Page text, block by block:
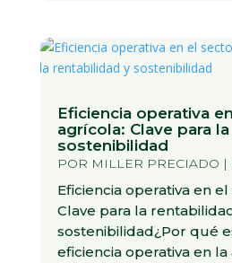
Eficiencia operativa
agrícola: Clave para
sostenibilidad
POR MILLER PRECIADO |
Eficiencia operativa en
Clave para la
sostenibilidad¿Por qué
eficiencia operativa en